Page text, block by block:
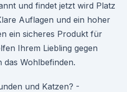
und findet jetzt wird Platz
Auflagen und ein hoher
ein sicheres Produkt für
Ihrem Liebling gegen
Wohlbefinden.
und Katzen? -